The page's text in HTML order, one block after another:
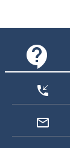
contact_support
phone_callback
mail_outline